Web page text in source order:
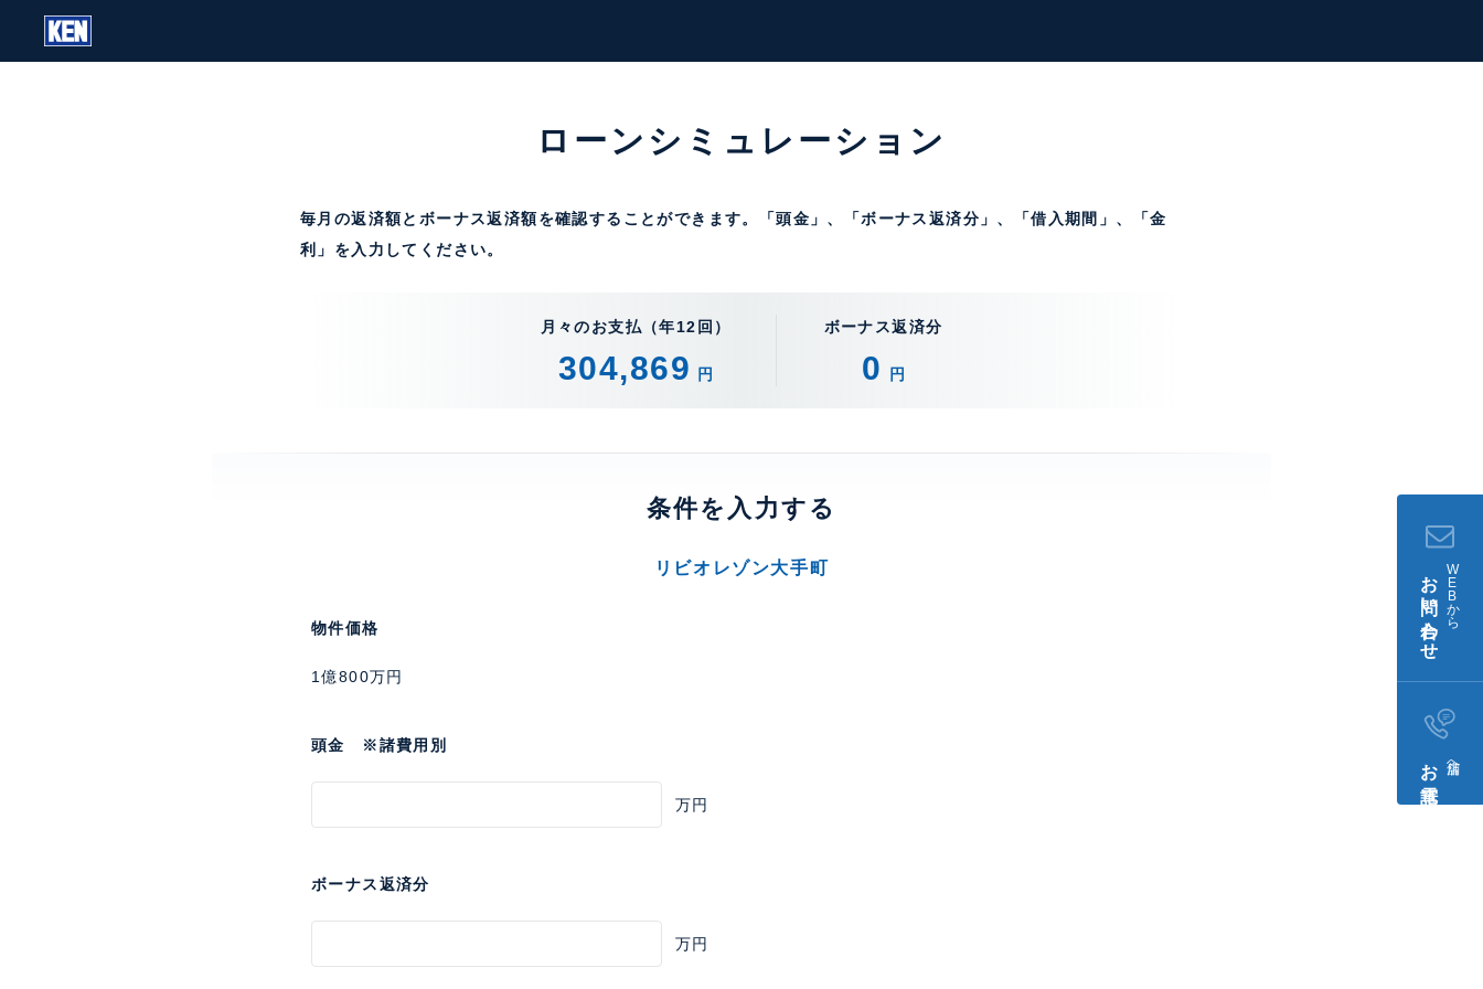
ローンシミュレーション
毎月の返済額とボーナス返済額を確認することができます。「頭金」、「ボーナス返済分」、「借入期間」、「金
利」を入力してください。
月々のお支払（年12回）
304,869 円
ボーナス返済分
0 円
条件を入力する
リビオレゾン大手町
物件価格
1億800万円
頭金 ※諸費用別
万円
ボーナス返済分
万円
W
E
B
か
ら
お問い合わせ
店舗へ
お電話​